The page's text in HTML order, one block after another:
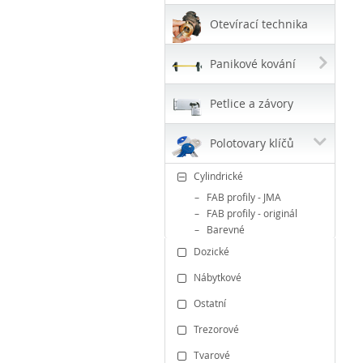
Otevírací technika
Panikové kování
Petlice a závory
Polotovary klíčů
Cylindrické
FAB profily - JMA
FAB profily - originál
Barevné
Dozické
Nábytkové
Ostatní
Trezorové
Tvarové